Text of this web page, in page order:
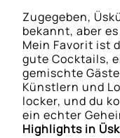
Zugegeben,
bekannt, aber
Mein Favorit ist
gute Cocktails,
gemischte
Künstlern und
locker, und du
ein echter
Highlights in